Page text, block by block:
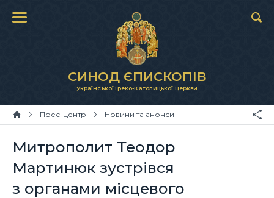
СИНОД ЄПИСКОПІВ
Української Греко-Католицької Церкви
Прес-центр Новини та анонси
Митрополит Теодор
Мартинюк зустрівся
з органами місцевого